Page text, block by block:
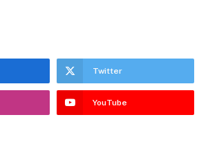
Twitter
YouTube